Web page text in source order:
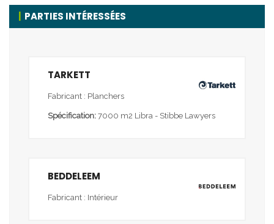
PARTIES INTÉRESSÉES
TARKETT
Fabricant : Planchers
Spécification: 7000 m2 Libra - Stibbe Lawyers
BEDDELEEM
Fabricant : Intérieur